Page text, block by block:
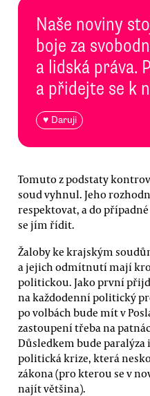
Naše noviny
boje za
a lidská práva.
a přidejte se k
♥ Daruji
Tomuto z podstaty
soud vyhnul. Jeho
respektovat, a do
se jím řídit.
Žaloby ke krajským
a jejich odmítnutí mají
politickou. Jako první
na každodenní politický
po volbách bude mít v
zastoupení třeba na
Důsledkem bude
politická krize, která
zákona (pro kterou se v
najít většina).